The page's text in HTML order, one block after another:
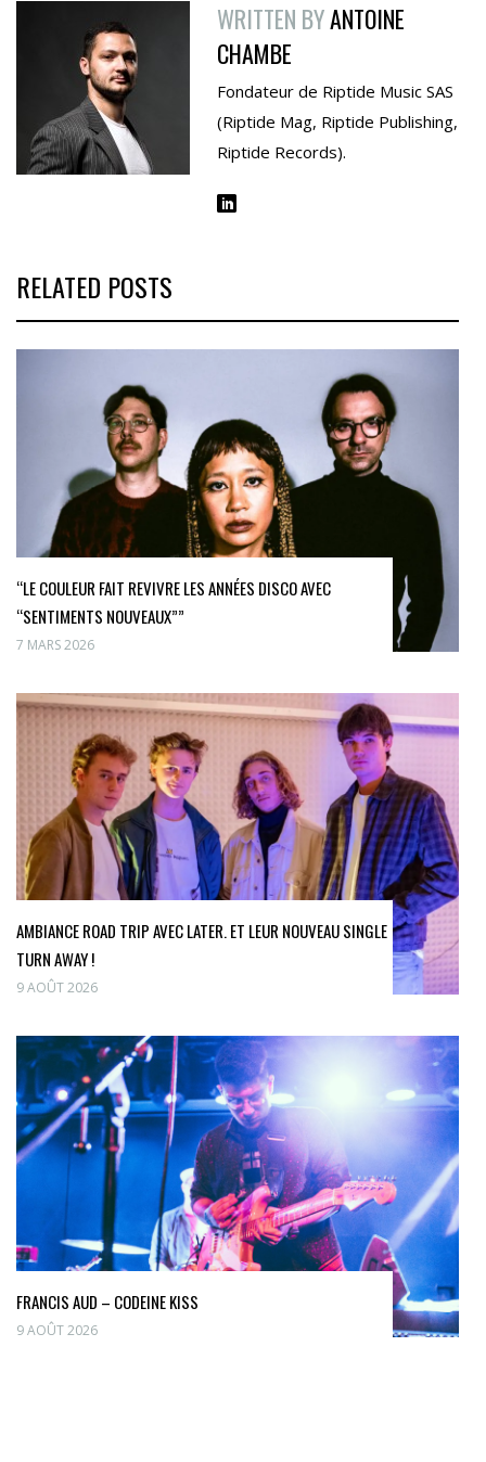
WRITTEN BYANTOINE
CHAMBE
Fondateur de Riptide Music SAS
(Riptide Mag, Riptide Publishing,
Riptide Records).
RELATED POSTS
“LE COULEUR FAIT REVIVRE LES ANNÉES DISCO AVEC
“SENTIMENTS NOUVEAUX””
7 MARS 2026
AMBIANCE ROAD TRIP AVEC LATER. ET LEUR NOUVEAU SINGLE
TURN AWAY !
9 AOÛT 2026
FRANCIS AUD – CODEINE KISS
9 AOÛT 2026